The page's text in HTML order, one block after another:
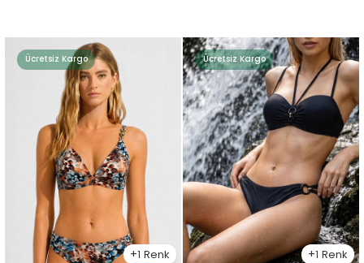
1
Ücretsiz Kargo
1
Ücretsiz Kargo